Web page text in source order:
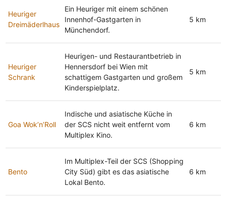
Heuriger
Dreimäderlhaus
Ein Heuriger mit einem schönen
Innenhof-Gastgarten in
Münchendorf.
5 km
Heuriger
Schrank
Heurigen- und Restaurantbetrieb in
Hennersdorf bei Wien mit
schattigem Gastgarten und großem
Kinderspielplatz.
5 km
Goa Wok’n’Roll
Indische und asiatische Küche in
der SCS nicht weit entfernt vom
Multiplex Kino.
6 km
Bento
Im Multiplex-Teil der SCS (Shopping
City Süd) gibt es das asiatische
Lokal Bento.
6 km